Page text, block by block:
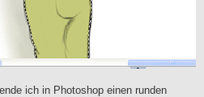
ich in Photoshop einen runden